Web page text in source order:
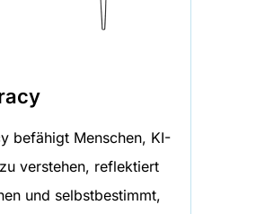
befähigt Menschen, KI-
verstehen, reflektiert
und selbstbestimmt,